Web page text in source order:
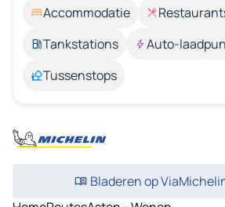
Accommodatie
Tankstations
Auto-
Tussenstops
Bladeren op